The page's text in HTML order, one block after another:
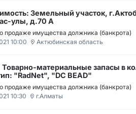
Земельный участок,
улы, д.70 А
продаже имущества должника (банкрота)
10:00
Актюбинская область
материальные запасы в
"RadNet", "DC BEAD"
продаже имущества должника (банкрота)
10:30
г.Алматы